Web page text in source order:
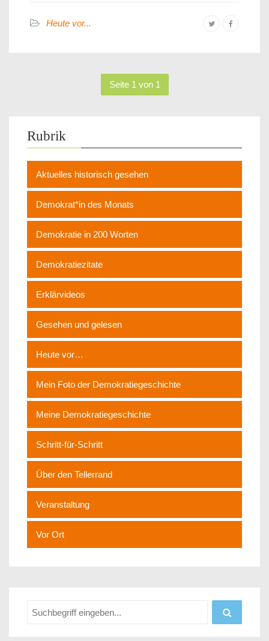
Heute vor...
Seite 1 von 1
Rubrik
Aktuelles historisch gesehen
Demokrat*in des Monats
Demokratie in 200 Worten
Demokratiezitate
Erklärvideos
Gesehen und gelesen
Heute vor…
Mein Foto der Demokratiegeschichte
Meine Demokratiegeschichte
Schritt-für-Schritt
Über den Tellerrand
Veranstaltung
Vor Ort